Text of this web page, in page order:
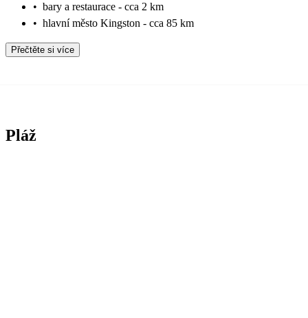
• bary a restaurace - cca 2 km
• hlavní město Kingston - cca 85 km
Přečtěte si více
Pláž